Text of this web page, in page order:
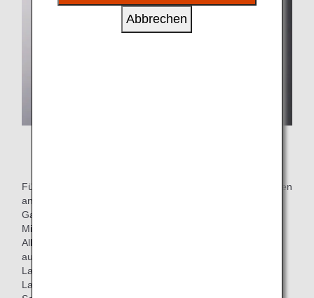
Für internationale Flüge bieten wir zwei Arten von Mahlzeiten
an: Mahlzeit frei von acht Allergenen (enthält keine
Garnelen, Krabben, Walnüsse, Weizen, Buchweizen, Eier,
Milch und Erdnüsse) und eine Mahlzeit frei von 28
Allergenen (zusätzlich zu den acht Allergenen ist sie
außerdem frei von Mandeln, Seeohr, Tintenfisch,
Lachsrogen, Orange, Cashewnüsse, Kiwi, Rind, Sesam,
Lachs, Makrele, Sojabohnen, Huhn, Bananen,
Abbrechen